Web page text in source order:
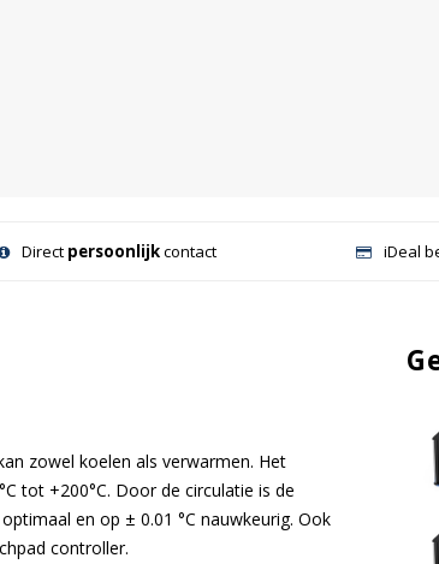
Direct persoonlijkcontact iDeal
zowel koelen als verwarmen. Het
tot +200°C. Door de circulatie is de
en op ± 0.01 °C nauwkeurig. Ook
controller.